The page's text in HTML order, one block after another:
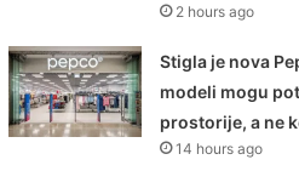
2 hours ago
Stigla je nova
modeli mogu
prostorije, a ne
14 hours ago